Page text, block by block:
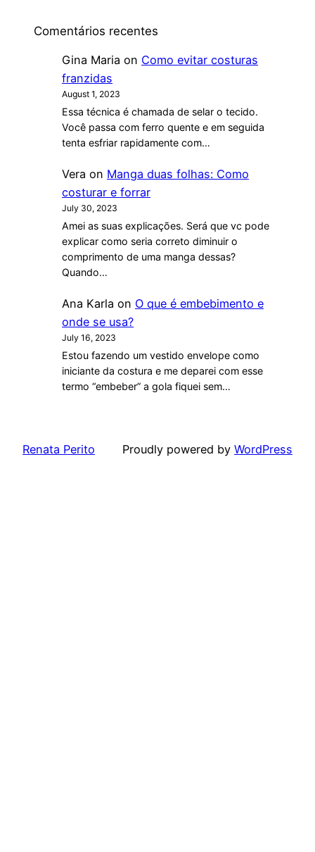
Comentários recentes
Gina Maria on Como evitar costuras
franzidas
August 1, 2023
Essa técnica é chamada de selar o tecido.
Você passa com ferro quente e em seguida
tenta esfriar rapidamente com…
Vera on Manga duas folhas: Como
costurar e forrar
July 30, 2023
Amei as suas explicações. Será que vc pode
explicar como seria correto diminuir o
comprimento de uma manga dessas?
Quando…
Ana Karla on O que é embebimento e
onde se usa?
July 16, 2023
Estou fazendo um vestido envelope como
iniciante da costura e me deparei com esse
termo “embeber” a gola fiquei sem…
Renata Perito Proudly powered by WordPress